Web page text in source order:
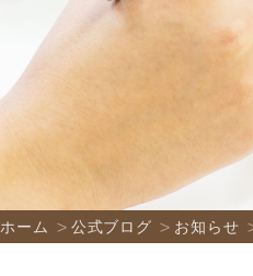
ホーム 公式ブログ お知らせ